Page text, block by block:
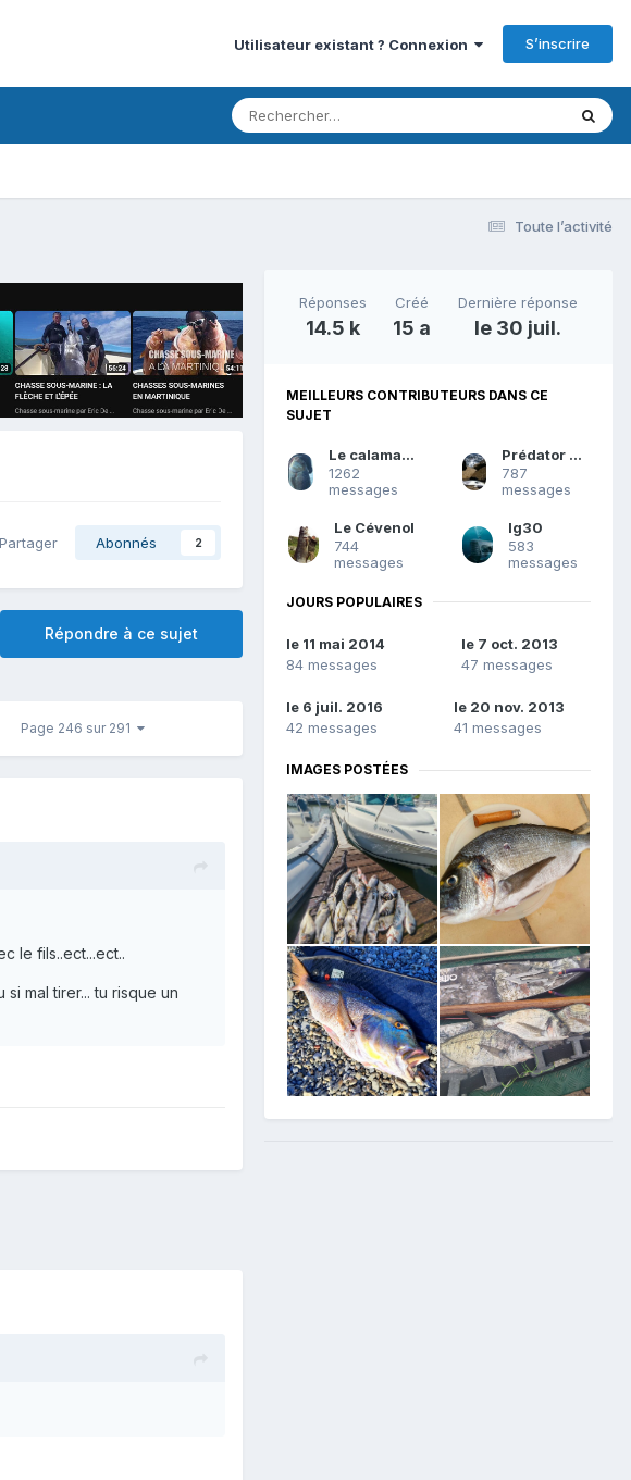
Utilisateur existant ? Connexion S’inscrire
Toute l’activité
Partager Abonnés 2
Répondre à ce sujet
Page 246 sur 291
le fils..ect...ect..
mal tirer... tu risque un
Réponses
14.5 k
Créé
15 a
Dernière réponse
le 30 juil.
MEILLEURS CONTRIBUTEURS DANS CE
SUJET
Le calamar volant
1262
messages
Prédator des mers
787
messages
Le Cévenol
744
messages
lg30
583
messages
JOURS POPULAIRES
le 11 mai 2014
84 messages
le 7 oct. 2013
47 messages
le 6 juil. 2016
42 messages
le 20 nov. 2013
41 messages
IMAGES POSTÉES